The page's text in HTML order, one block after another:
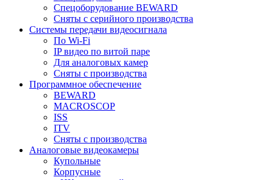
Спецоборудование BEWARD
Сняты с серийного производства
Системы передачи видеосигнала
По Wi-Fi
IP видео по витой паре
Для аналоговых камер
Сняты с производства
Программное обеспечение
BEWARD
MACROSCOP
ISS
ITV
Сняты с производства
Аналоговые видеокамеры
Купольные
Корпусные